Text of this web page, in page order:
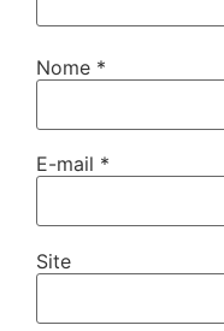
Nome *
E-mail *
Site